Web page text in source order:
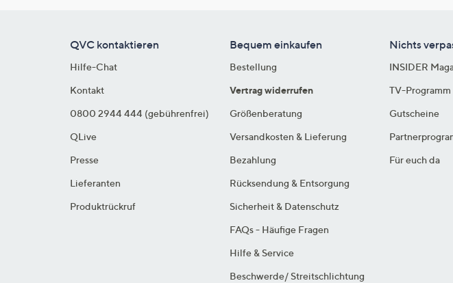
QVC kontaktieren
Hilfe-Chat
Kontakt
0800 2944 444 (gebührenfrei)
QLive
Presse
Lieferanten
Produktrückruf
Bequem einkaufen
Bestellung
Vertrag widerrufen
Größenberatung
Versandkosten & Lieferung
Bezahlung
Rücksendung & Entsorgung
Sicherheit & Datenschutz
FAQs - Häufige Fragen
Hilfe & Service
Beschwerde/ Streitschlichtung
Nichts
INSIDER
TV-Programm
Gutscheine
Für euch da